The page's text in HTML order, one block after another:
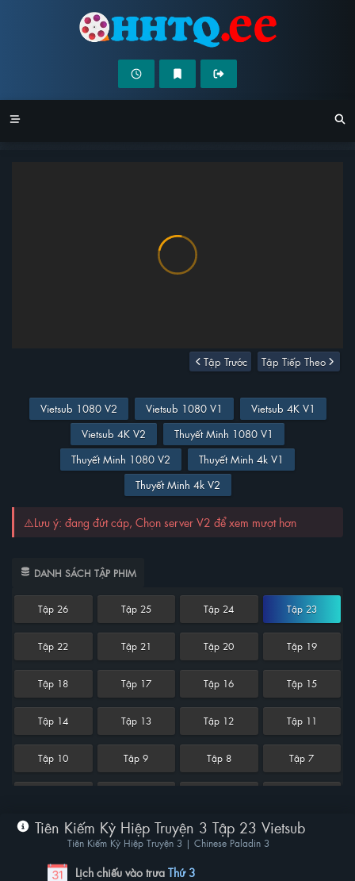
Tập Trước Tập Tiếp Theo
Vietsub 1080 V2 Vietsub 1080 V1
Vietsub 4K V1
Vietsub 4K V2
Thuyết Minh 1080 V1
Thuyết Minh 1080 V2
Thuyết Minh 4k V1
Thuyết Minh 4k V2
⚠️Lưu ý: đang đứt cáp, Chọn server V2 để xem mượt hơn
DANH SÁCH TẬP PHIM
Tập 26 Tập 25 Tập 24 Tập 23
Tập 22 Tập 21 Tập 20 Tập 19
Tập 18 Tập 17 Tập 16 Tập 15
Tập 14 Tập 13 Tập 12 Tập 11
Tập 10 Tập 9 Tập 8 Tập 7
Tập 2 Tập 1
Tiên Kiếm Kỳ Hiệp Truyện 3 Tập 23 Vietsub
Tiên Kiếm Kỳ Hiệp Truyện 3 | Chinese Paladin 3
Lịch chiếu vào trưa Thứ 3